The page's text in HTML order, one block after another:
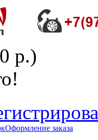
р.)
Оформление заказа